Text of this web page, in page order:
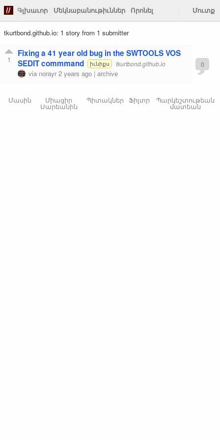
Գլխաւոր Մեկնաբանութիւններ Որոնել Մուտք
tkurtbond.github.io: 1 story from 1 submitter
1
Fixing a 41 year old bug in the SWTOOLS VOS
SEDIT commmand
իւնիքս tkurtbond.github.io
via norayr 2 years ago | archive
0
Մասին Միացիր
Սարեանին
Պիտակներ Ֆիլտր Պարկեշտութեան
մատեան